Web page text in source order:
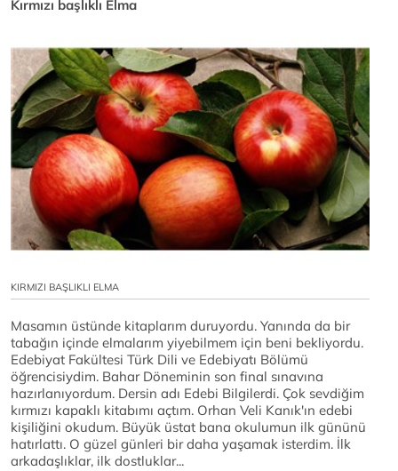
Kırmızı başlıklı Elma
KIRMIZI BAŞLIKLI ELMA
Masamın üstünde kitaplarım duruyordu. Yanında da bir
tabağın içinde elmalarım yiyebilmem için beni bekliyordu.
Edebiyat Fakültesi Türk Dili ve Edebiyatı Bölümü
öğrencisiydim. Bahar Döneminin son final sınavına
hazırlanıyordum. Dersin adı Edebi Bilgilerdi. Çok sevdiğim
kırmızı kapaklı kitabımı açtım. Orhan Veli Kanık'ın edebi
kişiliğini okudum. Büyük üstat bana okulumun ilk gününü
hatırlattı. O güzel günleri bir daha yaşamak isterdim. İlk
arkadaşlıklar, ilk dostluklar...